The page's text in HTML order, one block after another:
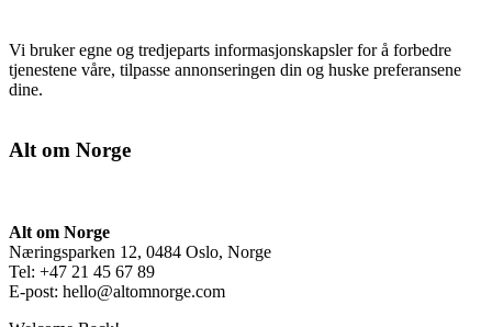
Vi bruker egne og tredjeparts informasjonskapsler for å forbedre
tjenestene våre, tilpasse annonseringen din og huske preferansene
dine.
Alt om Norge
Alt om Norge
Næringsparken 12, 0484 Oslo, Norge
Tel: +47 21 45 67 89
E-post: hello@altomnorge.com